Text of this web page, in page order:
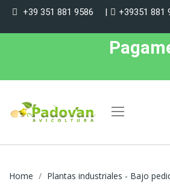
+39 351 881 9586 | +39351 881
Home Plantas industriales - Bajo